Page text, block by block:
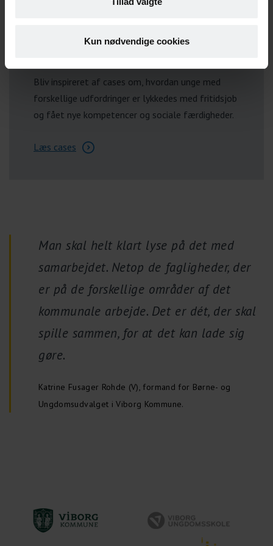
Kun nødvendige cookies
Bliv inspireret af cases om, hvordan unge med
forskellige udfordringer er lykkedes med fritidsjob
og fået nye kompetencer og sociale færdigheder.
Læs cases
Man skal helt klart lyse på det med
samarbejdet. Netop de fagligheder, der
er på de forskellige områder af det
kommunale arbejde. Det er dét, der skal
spille sammen, for at det kan lade sig
gøre.
Katrine Fusager Rohde (V), formand for Børne- og
Ungdomsudvalget i Viborg Kommune.